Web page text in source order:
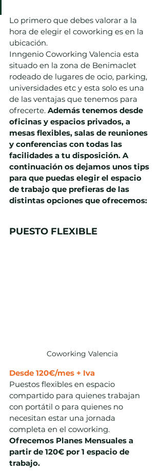
Lo primero que debes valorar a la
hora de elegir el coworking es en la
ubicación.
Inngenio Coworking Valencia esta
situado en la zona de Benimaclet
rodeado de lugares de ocio, parking,
universidades etc y esta solo es una
de las ventajas que tenemos para
ofrecerte. Además tenemos desde
oficinas y espacios privados, a
mesas flexibles, salas de reuniones
y conferencias con todas las
facilidades a tu disposición. A
continuación os dejamos unos tips
para que puedas elegir el espacio
de trabajo que prefieras de las
distintas opciones que ofrecemos:
PUESTO FLEXIBLE
Coworking Valencia
Desde 120€/mes + Iva
Puestos flexibles en espacio
compartido para quienes trabajan
con portátil o para quienes no
necesitan estar una jornada
completa en el coworking.
Ofrecemos Planes Mensuales a
partir de 120€ por 1 espacio de
trabajo.